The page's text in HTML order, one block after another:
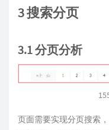
3 搜索分页
3.1 分页分析
页面需要实现分页搜索